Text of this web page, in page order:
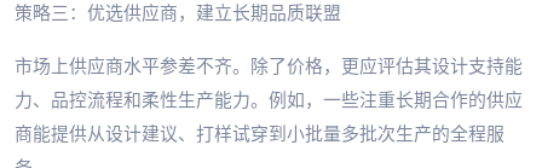
策略三：优选供应商，建立长期品质联盟
市场上供应商水平参差不齐。除了价格，更应评估其设计支持能
力、品控流程和柔性生产能力。例如，一些注重长期合作的供应
商能提供从设计建议、打样试穿到小批量多批次生产的全程服